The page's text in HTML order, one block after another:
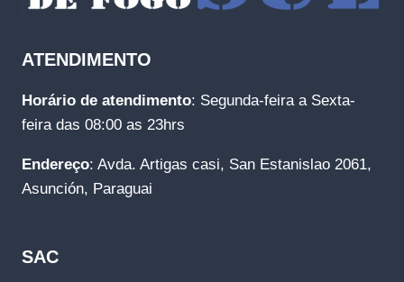
ATENDIMENTO
Horário de atendimento: Segunda-feira a Sexta-
feira das 08:00 as 23hrs
Endereço: Avda. Artigas casi, San Estanislao 2061,
Asunción, Paraguai
SAC